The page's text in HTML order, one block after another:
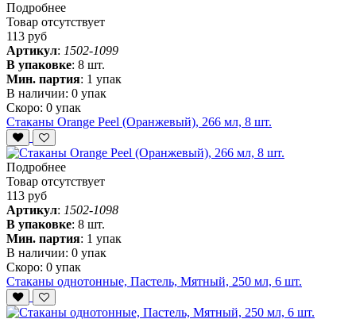
Подробнее
Товар отсутствует
113 руб
Артикул: 1502-1099
В упаковке: 8 шт.
Мин. партия: 1 упак
В наличии: 0 упак
Скоро: 0 упак
Стаканы Orange Peel (Оранжевый), 266 мл, 8 шт.
Подробнее
Товар отсутствует
113 руб
Артикул: 1502-1098
В упаковке: 8 шт.
Мин. партия: 1 упак
В наличии: 0 упак
Скоро: 0 упак
Стаканы однотонные, Пастель, Мятный, 250 мл, 6 шт.